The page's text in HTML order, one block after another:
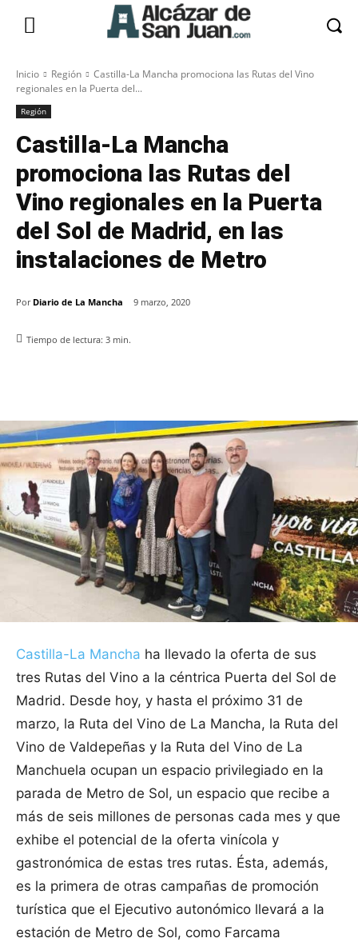
Inicio Región
Castilla-La Mancha promociona las Rutas del Vino
regionales en la Puerta del...
Región
Castilla-La Mancha
promociona las Rutas del
Vino regionales en la Puerta
del Sol de Madrid, en las
instalaciones de Metro
Por Diario de La Mancha 9 marzo, 2020
Tiempo de lectura: 3 min.
Castilla-La Mancha ha llevado la oferta de sus
tres Rutas del Vino a la céntrica Puerta del Sol de
Madrid. Desde hoy, y hasta el próximo 31 de
marzo, la Ruta del Vino de La Mancha, la Ruta del
Vino de Valdepeñas y la Ruta del Vino de La
Manchuela ocupan un espacio privilegiado en la
parada de Metro de Sol, un espacio que recibe a
más de seis millones de personas cada mes y que
exhibe el potencial de la oferta vinícola y
gastronómica de estas tres rutas. Ésta, además,
es la primera de otras campañas de promoción
turística que el Ejecutivo autonómico llevará a la
estación de Metro de Sol, como Farcama